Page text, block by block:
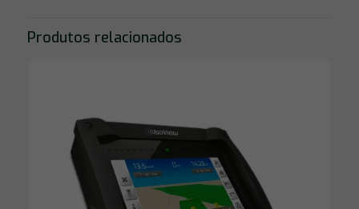
Produtos relacionados